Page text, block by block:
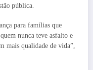
pública.
para famílias que
nunca teve asfalto e
mais qualidade de vida”,